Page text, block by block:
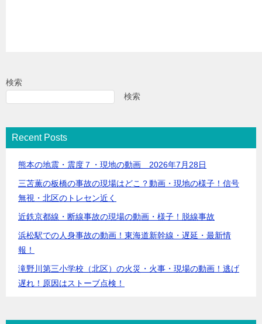
検索
検索
Recent Posts
熊本の地震・震度７・現地の動画 2026年7月28日
三苫薫の板橋の事故の現場はどこ？動画・現地の様子！信号
無視・北区のトレセン近く
近鉄京都線・断線事故の現場の動画・様子！脱線事故
浜松駅での人身事故の動画！東海道新幹線・遅延・最新情
報！
滝野川第三小学校（北区）の火災・火事・現場の動画！逃げ
遅れ！原因はストーブ点検！